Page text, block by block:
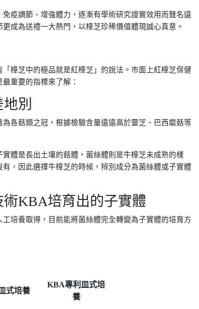
疫調節、增強體力，逐漸有學術研究證實效用而聲名遠
成為送禮一大熱門，以樟芝珍稀價值體現誠心真意。
樟芝中的極品就是紅樟芝」的說法。市面上紅樟芝保健
重要的指標來了解：
別
為各菇類之冠，根據檢驗含量遠遠高於靈芝、巴西磨菇等
實體是長出土壤的菇體，菌絲體則是牛樟芝未成熟的樣
，因此選擇牛樟芝的時候，辨別成分為菌絲體或子實體
KBA培育出的子實體
培養取得，目前能將菌絲體完全轉變為子實體的培育方
式培養
KBA專利皿式培
養